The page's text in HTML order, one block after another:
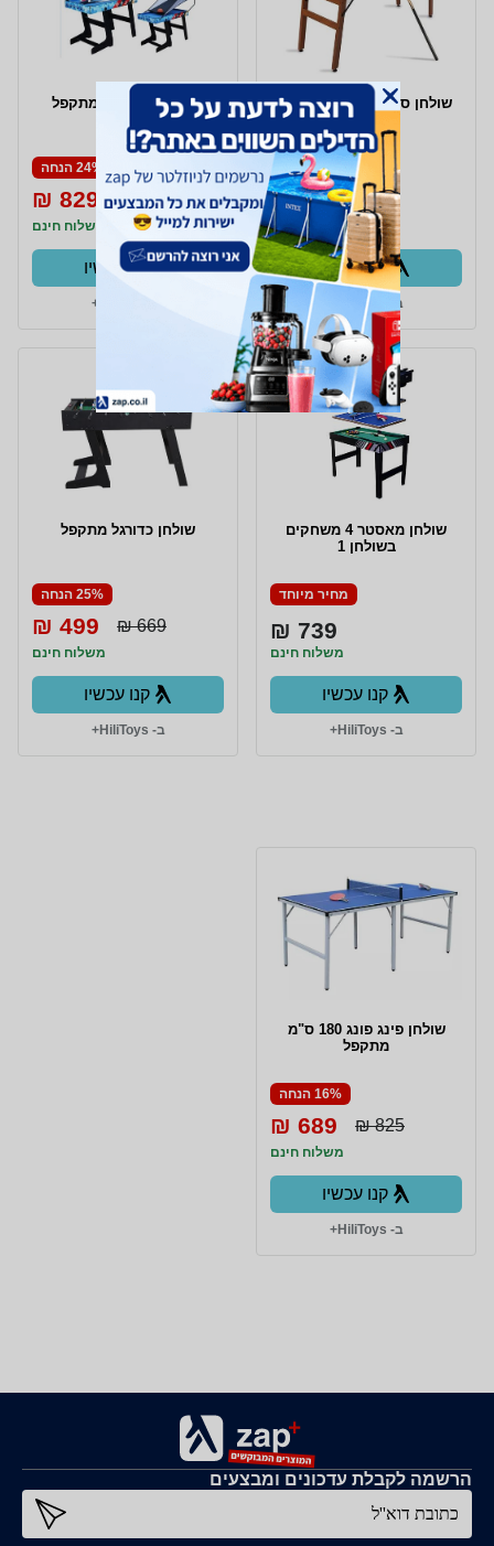
שולחן סנוקר 5 פיט מתקפל
מחיר מיוחד
639 ₪
משלוח חינם
קנו עכשיו
ב- HiliToys+
שולחן מאסטר 5 מתקפל
24% הנחה
1,099 ₪
829 ₪
משלוח חינם
קנו עכשיו
שולחן מאסטר 4 משחקים
בשולחן 1
מחיר מיוחד
739 ₪
משלוח חינם
קנו עכשיו
ב- HiliToys+
שולחן כדורגל מתקפל
25% הנחה
669 ₪
499 ₪
משלוח חינם
קנו עכשיו
ב- HiliToys+
שולחן פינג פונג 180 ס"מ
מתקפל
16% הנחה
825 ₪
689 ₪
משלוח חינם
קנו עכשיו
ב- HiliToys+
הרשמה לקבלת עדכונים ומבצעים
כתובת דוא''ל